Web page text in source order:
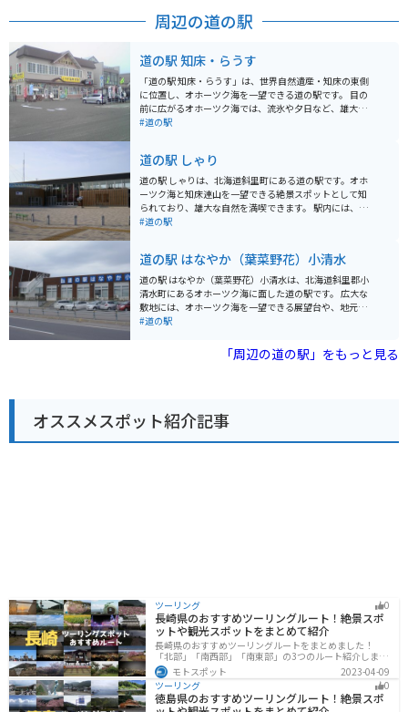
周辺の道の駅
道の駅 知床・らうす
「道の駅 知床・らうす」は、世界自然遺産・知床の東側
に位置し、オホーツク海を一望できる道の駅です。 目の
前に広がるオホーツク海では、流氷や夕日など、雄大な
自然の景色を楽しむことができます。 また、施設内に
の拠点としても最適です。 特に、羅臼産の新鮮な魚介類
を使った料理は絶品で、レストランでは、ウニ丼や海鮮
丼など、地元の海の幸を堪能することができます。 売店
では、羅臼昆布や鮭とばなど、お土産に最適な特産品が
数多く販売されています。 バイクで訪れる場合、オホー
れているので、休憩場所としても利用できます。 【おす
すめポイント】 * 雄大なオホーツク海と知床連山を一望
できる絶景スポット * 羅臼産の新鮮な魚介類を使った料
理が楽しめる * 知床観光の拠点として最適 【バイクツー
リング情報】 * オホーツク海沿いの国道335号線は、景
色が良く、ツーリングに最適 * 道の駅には、広い駐車場
#道の駅
道の駅 しゃり
道の駅 しゃりは、北海道斜里町にある道の駅です。オホ
ーツク海と知床連山を一望できる絶景スポットとして知
られており、雄大な自然を満喫できます。 駅内には、地
元の新鮮な海産物や農産物を販売する直売所や、斜里町
ん焼き定食です。 バイクで訪れる際は、駐車場も広く、
休憩場所としても最適です。周辺には、知床八景の一つ
である「オシンコシンの滝」や、世界遺産・知床国立公
園の玄関口となる「知床自然センター」など、観光スポ
ットも充実しています。 お土産には、斜里町産の鮭とば
#道の駅
道の駅 はなやか（葉菜野花）小清水
道の駅 はなやか（葉菜野花）小清水は、北海道斜里郡小
清水町にあるオホーツク海に面した道の駅です。 広大な
敷地には、オホーツク海を一望できる展望台や、地元の
新鮮な農産物を販売する直売所、レストランなどがあり
「小清水そば」や、オホーツク海の新鮮な魚介類を使っ
用の駐車場も完備されているので安心です。 小清水町
は、乳製品も有名なので、ソフトクリームやヨーグルト
もおすすめです。
#道の駅
「周辺の道の駅」をもっと見る
オススメスポット紹介記事
ツーリング 0
長崎県のおすすめツーリングルート！絶景スポ
ットや観光スポットをまとめて紹介
長崎県のおすすめツーリングルートをまとめました！
「北部」「南西部」「南東部」の3つのルート紹介しま
す。国際色豊かな街並みや世界遺産、絶景ポイントが数
多く存在し、様々な楽しみ方ができます。バイクで長崎
県にツーリングに行く際は参考にしてください。
モトスポット
2023-04-09
ツーリング
0
徳島県のおすすめツーリングルート！絶景スポ